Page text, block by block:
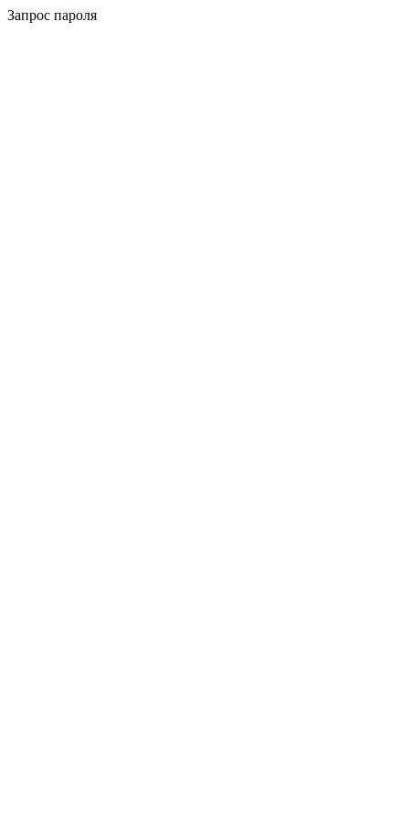
Запрос пароля